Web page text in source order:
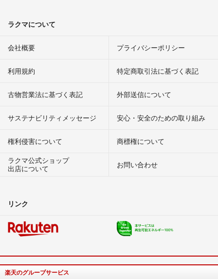
ラクマについて
会社概要 プライバシーポリシー
利用規約 特定商取引法に基づく表記
古物営業法に基づく表記 外部送信について
サステナビリティメッセージ 安心・安全のための取り組み
権利侵害について
商標権について
ラクマ公式ショップ
出店について
お問い合わせ
リンク
楽天のグループサービス